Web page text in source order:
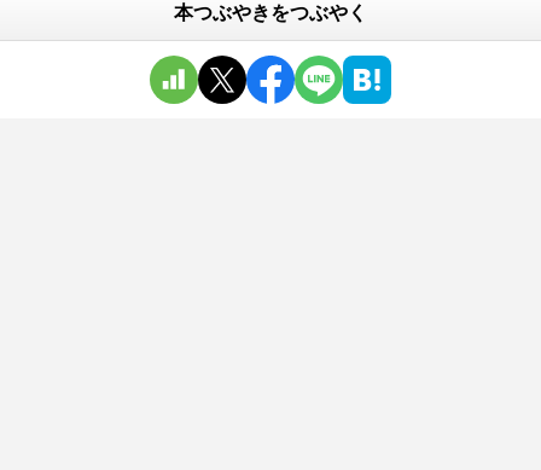
本つぶやきをつぶやく